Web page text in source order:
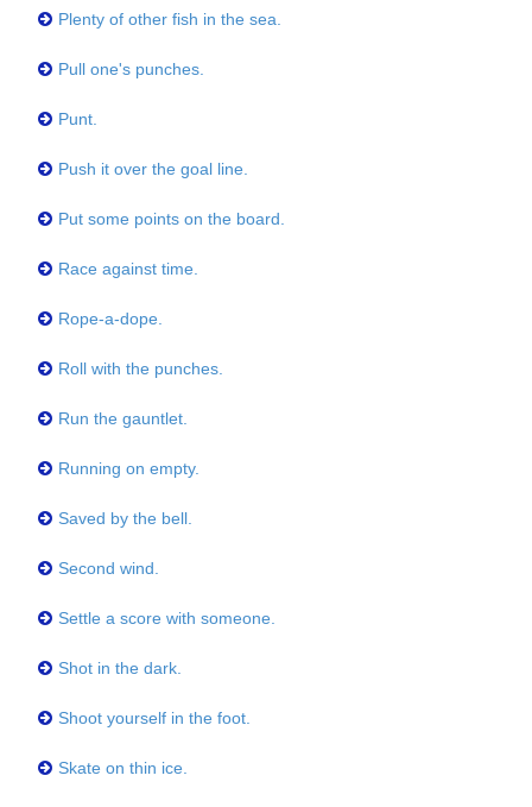
Plenty of other fish in the sea.
Pull one's punches.
Punt.
Push it over the goal line.
Put some points on the board.
Race against time.
Rope-a-dope.
Roll with the punches.
Run the gauntlet.
Running on empty.
Saved by the bell.
Second wind.
Settle a score with someone.
Shot in the dark.
Shoot yourself in the foot.
Skate on thin ice.